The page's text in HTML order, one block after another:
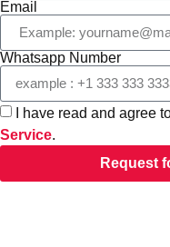
Email
Whatsapp Number
I have read and agree
Service.
Request